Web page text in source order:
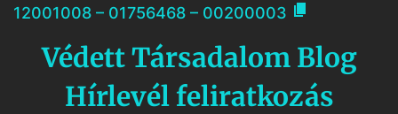
12001008 – 01756468 – 00200003 
Védett Társadalom Blog
Hírlevél feliratkozás